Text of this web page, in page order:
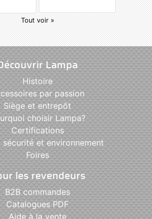
Tout voir »
Lampa
Histoire
par passion
Siège et entrepôt
choisir Lampa?
Certifications
sécurité et environnement
Foires
les revendeurs
B2B commandes
Catalogues PDF
Aide à la vente